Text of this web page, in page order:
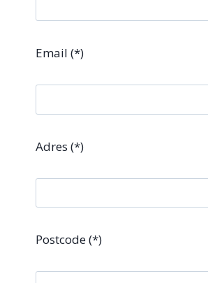
Email (*)
Adres (*)
Postcode (*)